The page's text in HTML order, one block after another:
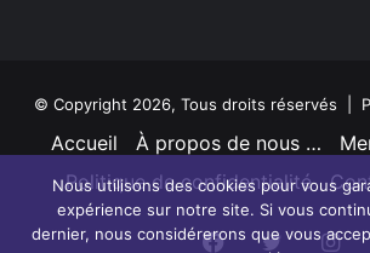
photo : ORLÉANS METROPOLE ,
© Copyright 2026, Tous droits réservés |
Accueil À propos de nous …
Politique de confidentialité
Facebook
Twitter
Nous utilisons des cookies pour vous
expérience sur notre site. Si vous
dernier, nous considérerons que vous